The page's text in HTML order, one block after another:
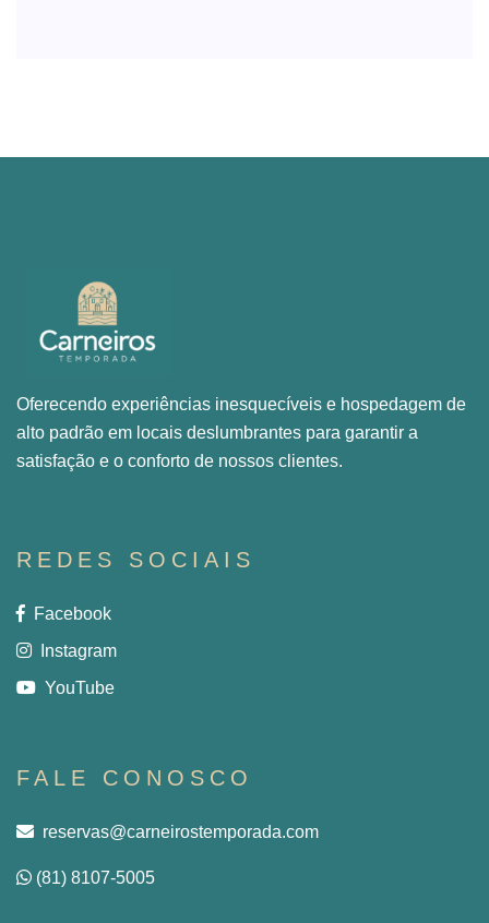
Oferecendo experiências inesquecíveis e hospedagem de
alto padrão em locais deslumbrantes para garantir a
satisfação e o conforto de nossos clientes.
REDES SOCIAIS
Facebook
Instagram
YouTube
FALE CONOSCO
reservas@carneirostemporada.com
(81) 8107-5005